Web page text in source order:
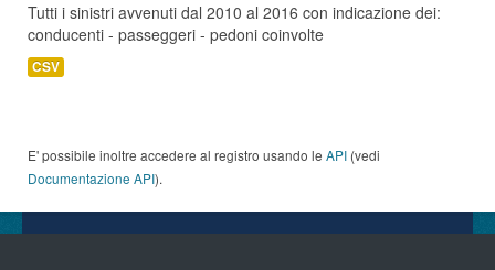
Tutti i sinistri avvenuti dal 2010 al 2016 con indicazione dei:
conducenti - passeggeri - pedoni coinvolte
CSV
E' possibile inoltre accedere al registro usando le API (vedi
Documentazione API).